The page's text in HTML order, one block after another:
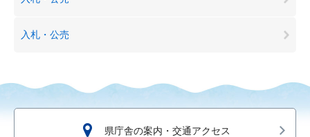
入札・公売
県庁舎の案内・交通アクセス